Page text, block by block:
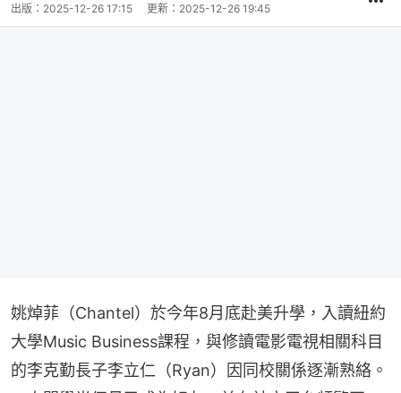
出版： 2025-12-26 17:15 更新： 2025-12-26 19:45
姚焯菲（Chantel）於今年8月底赴美升學，入讀紐約
大學Music Business課程，與修讀電影電視相關科目
的李克勤長子李立仁（Ryan）因同校關係逐漸熟絡。